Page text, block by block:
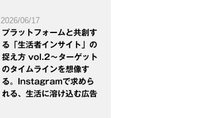
2026/06/17
プラットフォームと共創す
る「生活者インサイト」の
捉え方 vol.2～ターゲット
のタイムラインを想像す
る。Instagramで求めら
れる、生活に溶け込む広告